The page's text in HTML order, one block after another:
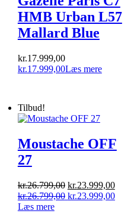
HMB Urban L57
Mallard Blue
kr.17.999,00
kr.17.999,00Læs mere
Tilbud!
Moustache OFF
27
kr.26.799,00 Den
oprindelige
kr.23.999,00Den
kr.26.799,00 Den
kr.23.999,00Den
Læs mere